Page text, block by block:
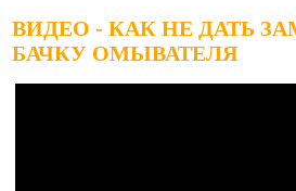
ВИДЕО - КАК НЕ ДАТЬ
БАЧКУ ОМЫВАТЕЛЯ